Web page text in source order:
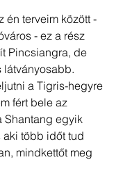
én terveim között -
- ez a rész
Pincsiangra, de
látványosabb.
a Tigris-hegyre
fért bele az
Shantang egyik
több időt tud
mindkettőt meg